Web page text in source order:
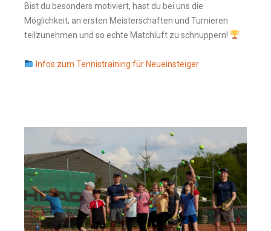
Bist du besonders motiviert, hast du bei uns die
Möglichkeit, an ersten Meisterschaften und Turnieren
teilzunehmen und so echte Matchluft zu schnuppern!
Infos zum Tennistraining für Neueinsteiger